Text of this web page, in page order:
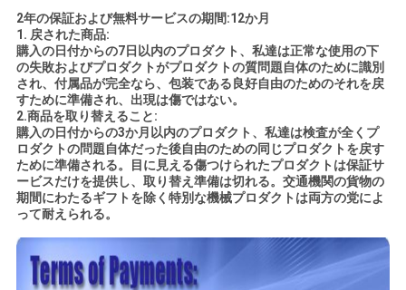
2年の保証および無料サービスの期間:12か月
1. 戻された商品:
購入の日付からの7日以内のプロダクト、私達は正常な使用の下
の失敗およびプロダクトがプロダクトの質問題自体のために識別
され、付属品が完全なら、包装である良好自由のためのそれを戻
すために準備され、出現は傷ではない。
2.商品を取り替えること:
購入の日付からの3か月以内のプロダクト、私達は検査が全くプ
ロダクトの問題自体だった後自由のための同じプロダクトを戻す
ために準備される。目に見える傷つけられたプロダクトは保証サ
ービスだけを提供し、取り替え準備は切れる。交通機関の貨物の
期間にわたるギフトを除く特別な機械プロダクトは両方の党によ
って耐えられる。